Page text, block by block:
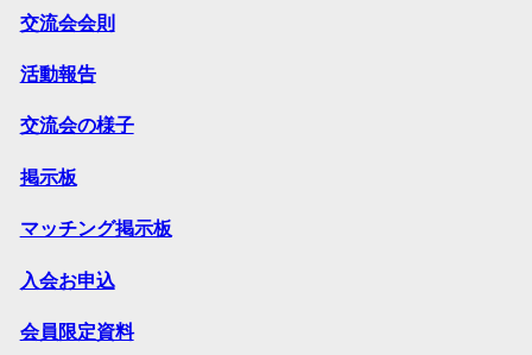
交流会会則
活動報告
交流会の様子
掲示板
マッチング掲示板
入会お申込
会員限定資料